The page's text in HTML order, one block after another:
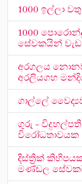
1000 ඉල්ලා
1000
සේවකයින්
අරගලය
අරලියගහ
ගාල්ලේ
ගුරු –
විරෝධතාවයක
දිස්ත්‍රික්
මණ්ඩල